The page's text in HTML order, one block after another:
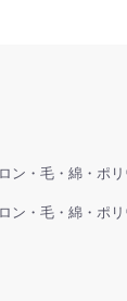
ン・毛・綿・ポリ
ン・毛・綿・ポリ